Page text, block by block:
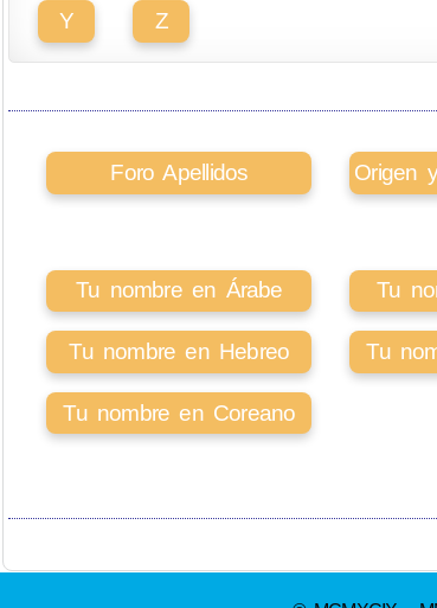
Y Z
Foro Apellidos Origen
Tu nombre en Árabe Tu
Tu nombre en Hebreo Tu
Tu nombre en Coreano